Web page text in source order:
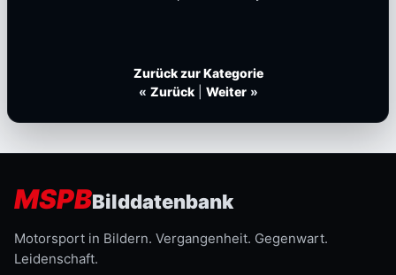
Zurück zur Kategorie
« Zurück| Weiter »
MSPBBilddatenbank
Motorsport in Bildern. Vergangenheit. Gegenwart.
Leidenschaft.